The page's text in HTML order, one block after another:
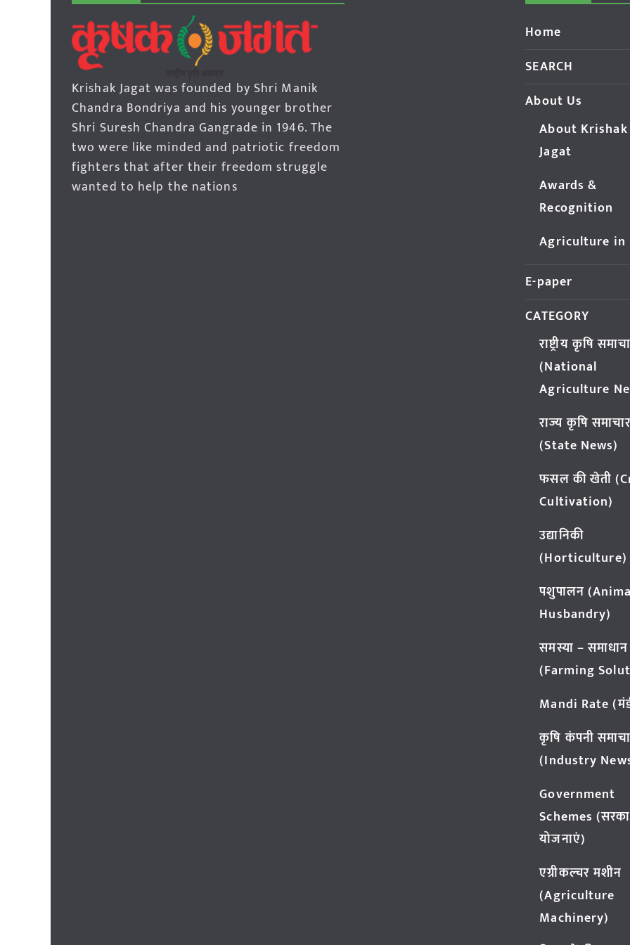
Krishak Jagat was founded by Shri Manik
Chandra Bondriya and his younger brother
Shri Suresh Chandra Gangrade in 1946. The
two were like minded and patriotic freedom
fighters that after their freedom struggle
wanted to help the nations
Home
SEARCH
About Us
About Krishak
Jagat
Awards &
Recognition
Agriculture in
E-paper
CATEGORY
राष्ट्रीय कृषि
(National
Agriculture
राज्य कृषि समाचार
(State News)
फसल की खेती
Cultivation)
उद्यानिकी
(Horticulture)
पशुपालन
Husbandry)
समस्या – समाधान
(Farming
Mandi Rate
कृषि कंपनी
(Industry
Government
Schemes
योजनाएं)
एग्रीकल्चर मशीन
(Agriculture
Machinery)